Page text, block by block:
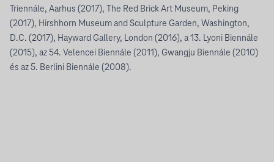
Triennále, Aarhus (2017), The Red Brick Art Museum, Peking
(2017), Hirshhorn Museum and Sculpture Garden, Washington,
D.C. (2017), Hayward Gallery, London (2016), a 13. Lyoni Biennále
(2015), az 54. Velencei Biennále (2011), Gwangju Biennále (2010)
és az 5. Berlini Biennále (2008).